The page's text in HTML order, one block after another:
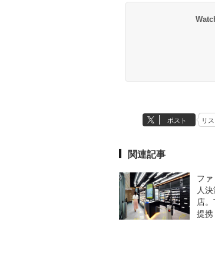
ポスト リス
関連記事
フ
人
店
提携